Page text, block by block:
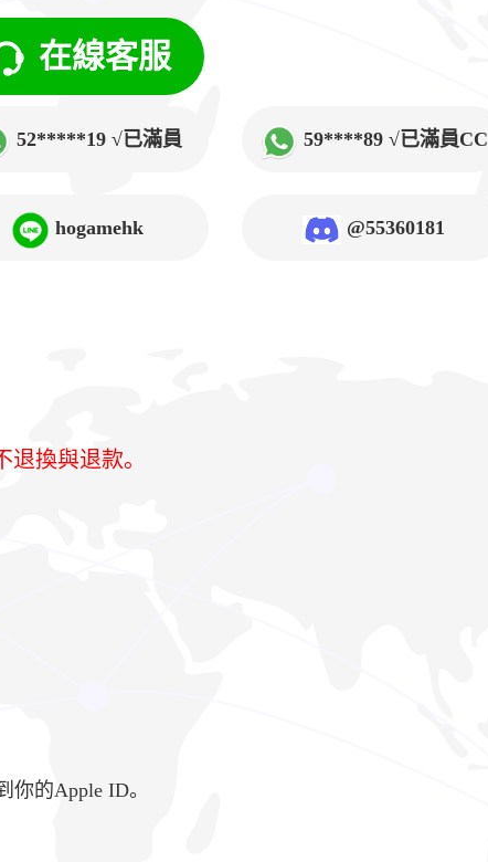
在線客服
52*****19 √已滿員 59****89 √已滿員CC
hogamehk @55360181
換與退款。
你的Apple ID。